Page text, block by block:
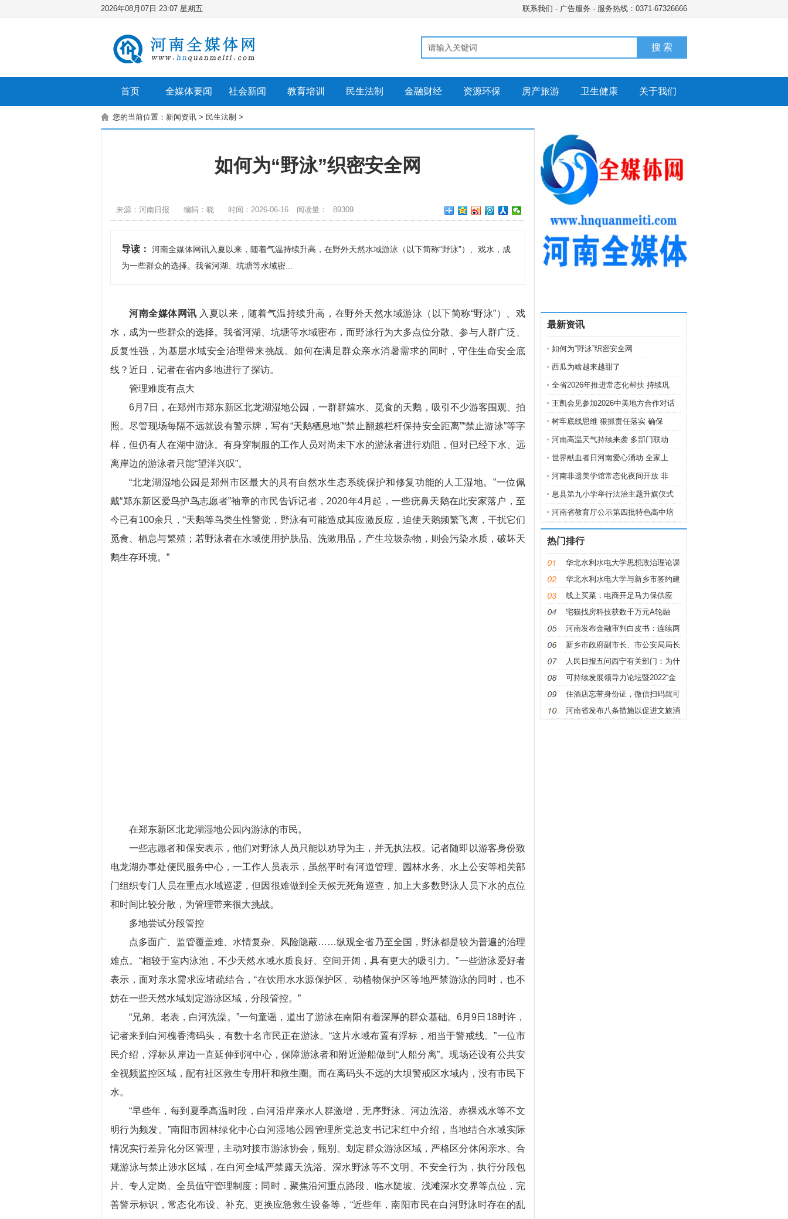
联系我们 - 广告服务 - 服务热线：0371-67326666
2026年08月07日 23:07 星期五
搜 索
首页 全媒体要闻 社会新闻 教育培训 民生法制 金融财经 资源环保 房产旅游 卫生健康 关于我们
您的当前位置： 新闻资讯 > 民生法制 >
如何为“野泳”织密安全网
来源：河南日报 编辑：晓 时间：2026-06-16 阅读量： 89309
导读：
河南全媒体网讯入夏以来，随着气温持续升高，在野外天然水域游泳（以下简称“野泳”）、戏水，成
为一些群众的选择。我省河湖、坑塘等水域密...
河南全媒体网讯 入夏以来，随着气温持续升高，在野外天然水域游泳（以下简称“野泳”）、戏
水，成为一些群众的选择。我省河湖、坑塘等水域密布，而野泳行为大多点位分散、参与人群广泛、
反复性强，为基层水域安全治理带来挑战。如何在满足群众亲水消暑需求的同时，守住生命安全底
线？近日，记者在省内多地进行了探访。
管理难度有点大
6月7日，在郑州市郑东新区北龙湖湿地公园，一群群嬉水、觅食的天鹅，吸引不少游客围观、拍
照。尽管现场每隔不远就设有警示牌，写有“天鹅栖息地”“禁止翻越栏杆保持安全距离”“禁止游泳”等字
样，但仍有人在湖中游泳。有身穿制服的工作人员对尚未下水的游泳者进行劝阻，但对已经下水、远
离岸边的游泳者只能“望洋兴叹”。
“北龙湖湿地公园是郑州市区最大的具有自然水生态系统保护和修复功能的人工湿地。”一位佩
戴“郑东新区爱鸟护鸟志愿者”袖章的市民告诉记者，2020年4月起，一些疣鼻天鹅在此安家落户，至
今已有100余只，“天鹅等鸟类生性警觉，野泳有可能造成其应激反应，迫使天鹅频繁飞离，干扰它们
觅食、栖息与繁殖；若野泳者在水域使用护肤品、洗漱用品，产生垃圾杂物，则会污染水质，破坏天
鹅生存环境。”
在郑东新区北龙湖湿地公园内游泳的市民。
一些志愿者和保安表示，他们对野泳人员只能以劝导为主，并无执法权。记者随即以游客身份致
电龙湖办事处便民服务中心，一工作人员表示，虽然平时有河道管理、园林水务、水上公安等相关部
门组织专门人员在重点水域巡逻，但因很难做到全天候无死角巡查，加上大多数野泳人员下水的点位
和时间比较分散，为管理带来很大挑战。
多地尝试分段管控
点多面广、监管覆盖难、水情复杂、风险隐蔽……纵观全省乃至全国，野泳都是较为普遍的治理
难点。“相较于室内泳池，不少天然水域水质良好、空间开阔，具有更大的吸引力。”一些游泳爱好者
表示，面对亲水需求应堵疏结合，“在饮用水水源保护区、动植物保护区等地严禁游泳的同时，也不
妨在一些天然水域划定游泳区域，分段管控。”
“兄弟、老表，白河洗澡。”一句童谣，道出了游泳在南阳有着深厚的群众基础。6月9日18时许，
记者来到白河槐香湾码头，有数十名市民正在游泳。“这片水域布置有浮标，相当于警戒线。”一位市
民介绍，浮标从岸边一直延伸到河中心，保障游泳者和附近游船做到“人船分离”。现场还设有公共安
全视频监控区域，配有社区救生专用杆和救生圈。而在离码头不远的大坝警戒区水域内，没有市民下
水。
“早些年，每到夏季高温时段，白河沿岸亲水人群激增，无序野泳、河边洗浴、赤裸戏水等不文
明行为频发。”南阳市园林绿化中心白河湿地公园管理所党总支书记宋红中介绍，当地结合水域实际
情况实行差异化分区管理，主动对接市游泳协会，甄别、划定群众游泳区域，严格区分休闲亲水、合
规游泳与禁止涉水区域，在白河全域严禁露天洗浴、深水野泳等不文明、不安全行为，执行分段包
片、专人定岗、全员值守管理制度；同时，聚焦沿河重点路段、临水陡坡、浅滩深水交界等点位，完
善警示标识，常态化布设、补充、更换应急救生设备等，“近些年，南阳市民在白河野泳时存在的乱
最新资讯
如何为“野泳”织密安全网
西瓜为啥越来越甜了
全省2026年推进常态化帮扶 持续巩
王凯会见参加2026中美地方合作对话
树牢底线思维 狠抓责任落实 确保
河南高温天气持续来袭 多部门联动
世界献血者日河南爱心涌动 全家上
河南非遗美学馆常态化夜间开放 非
息县第九小学举行法治主题升旗仪式
河南省教育厅公示第四批特色高中培
热门排行
华北水利水电大学思想政治理论课
华北水利水电大学与新乡市签约建
设
线上买菜，电商开足马力保供应
宅猫找房科技获数千万元A轮融
资，万
河南发布金融审判白皮书：连续两
年
新乡市政府副市长、市公安局局长
朱
人民日报五问西宁有关部门：为什
么
可持续发展领导力论坛暨2022“金
钥
住酒店忘带身份证，微信扫码就可
办
河南省发布八条措施以促进文旅消